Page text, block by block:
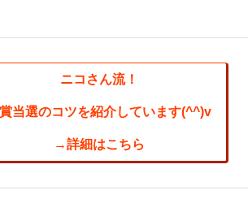
ニコさん流！
当選のコツを紹介しています(^^)v
→詳細はこちら